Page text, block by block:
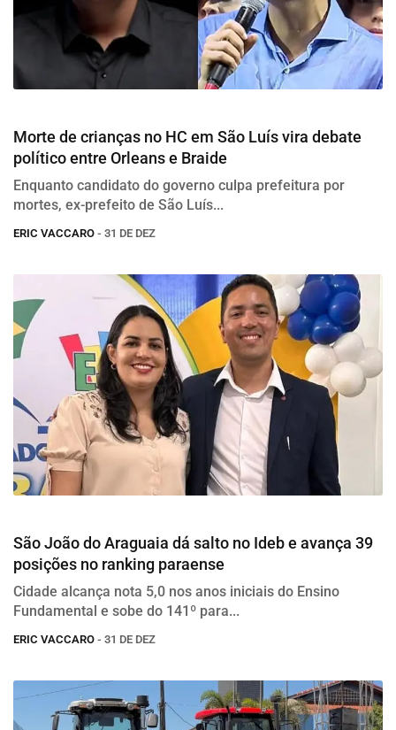
Morte de crianças no HC em São Luís vira debate
político entre Orleans e Braide
Enquanto candidato do governo culpa prefeitura por
mortes, ex-prefeito de São Luís...
ERIC VACCARO - 31 DE DEZ
São João do Araguaia dá salto no Ideb e avança 39
posições no ranking paraense
Cidade alcança nota 5,0 nos anos iniciais do Ensino
Fundamental e sobe do 141º para...
ERIC VACCARO - 31 DE DEZ